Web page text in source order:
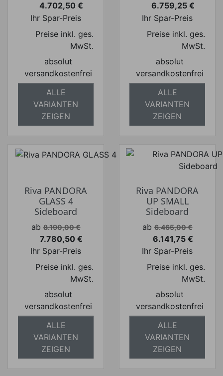
Preis
4.702,50 €
Ihr Spar-Preis
Preise inkl. ges.
MwSt.
absolut
versandkostenfrei
ALLE
VARIANTEN
ZEIGEN
Preis
6.759,25 €
Ihr Spar-Preis
Preise inkl. ges.
MwSt.
absolut
versandkostenfrei
ALLE
VARIANTEN
ZEIGEN
Riva PANDORA
GLASS 4
Sideboard
Verkaufspreis
ab 8.190,00 €
Preis
7.780,50 €
Ihr Spar-Preis
Preise inkl. ges.
MwSt.
absolut
versandkostenfrei
ALLE
VARIANTEN
ZEIGEN
Riva PANDORA
UP SMALL
Sideboard
Verkaufspreis
ab 6.465,00 €
Preis
6.141,75 €
Ihr Spar-Preis
Preise inkl. ges.
MwSt.
absolut
versandkostenfrei
ALLE
VARIANTEN
ZEIGEN